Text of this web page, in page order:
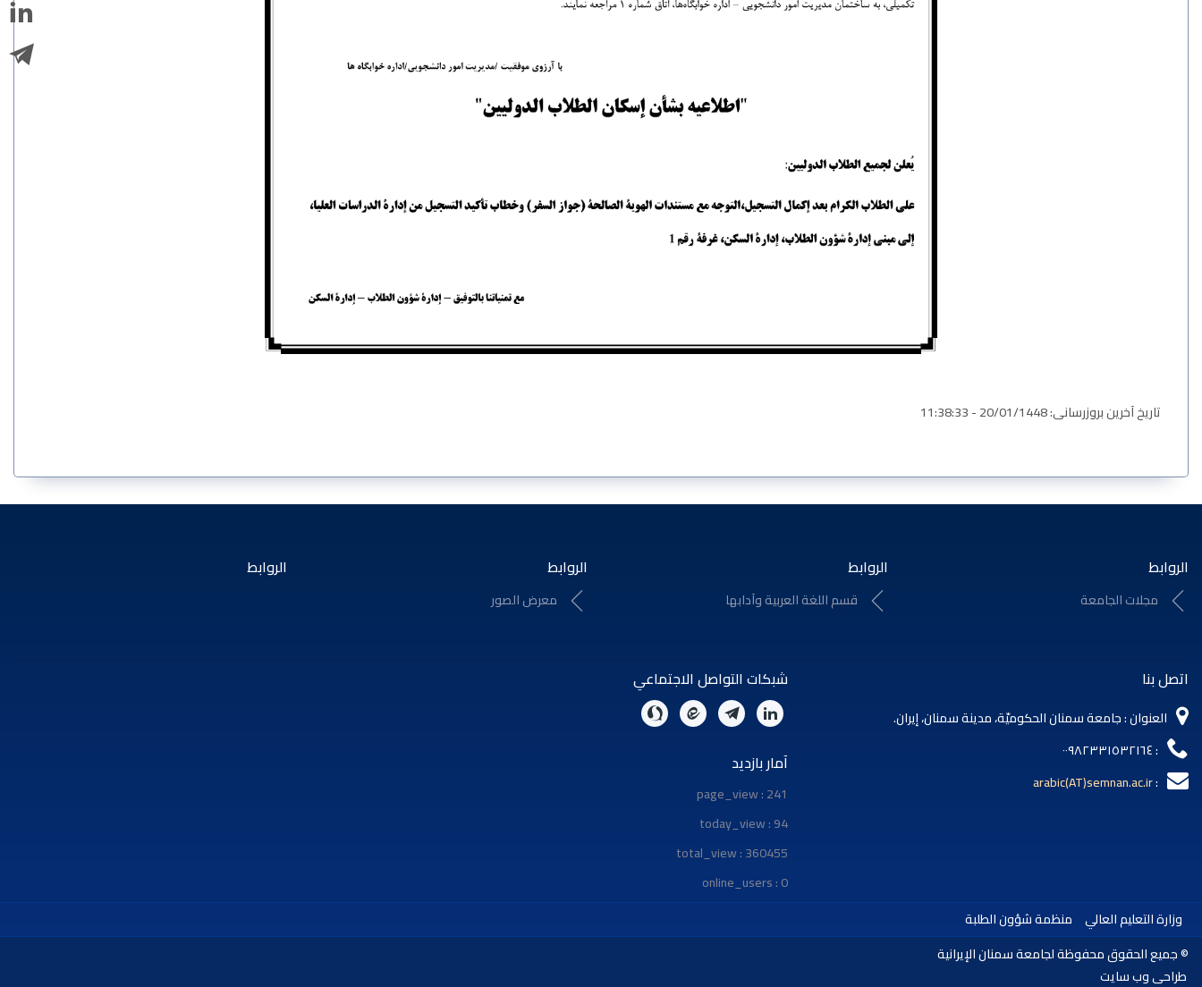
تاریخ آخرین بروزرسانی: 20/01/1448 - 11:38:33
الروابط
مجلات الجامعة
الروابط
قسم اللغة العربية وآدابها
الروابط
معرض الصور
الروابط
اتصل بنا
العنوان : جامعة سمنان الحكوميّة، مدينة سمنان، إيران.
: ٠٠٩٨٢٣٣١٥٣٢١٦٤
:
arabic(AT)semnan.ac.ir
شبكات التواصل الاجتماعي
آمار بازدید
page_view : 241
today_view : 94
total_view : 360455
online_users : 0
وزارة التعليم العالي منظمة شؤون الطلبة
© جميع الحقوق محفوظة لجامعة سمنان الإيرانية
طراحی وب سایت